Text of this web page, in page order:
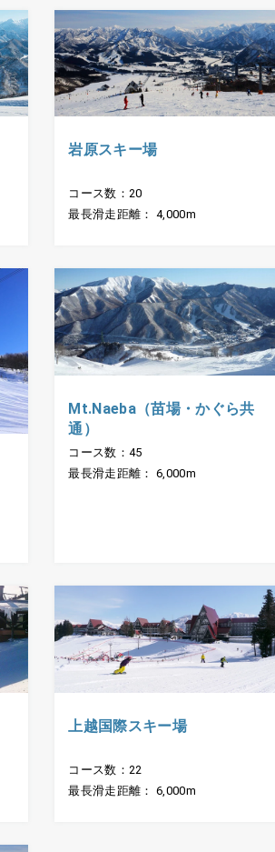
岩原スキー場
コース数：20
最長滑走距離： 4,000m
Mt.Naeba（苗場・かぐら共
通）
コース数：45
最長滑走距離： 6,000m
上越国際スキー場
コース数：22
最長滑走距離： 6,000m